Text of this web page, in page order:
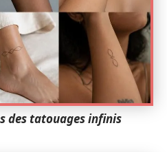
des tatouages infinis